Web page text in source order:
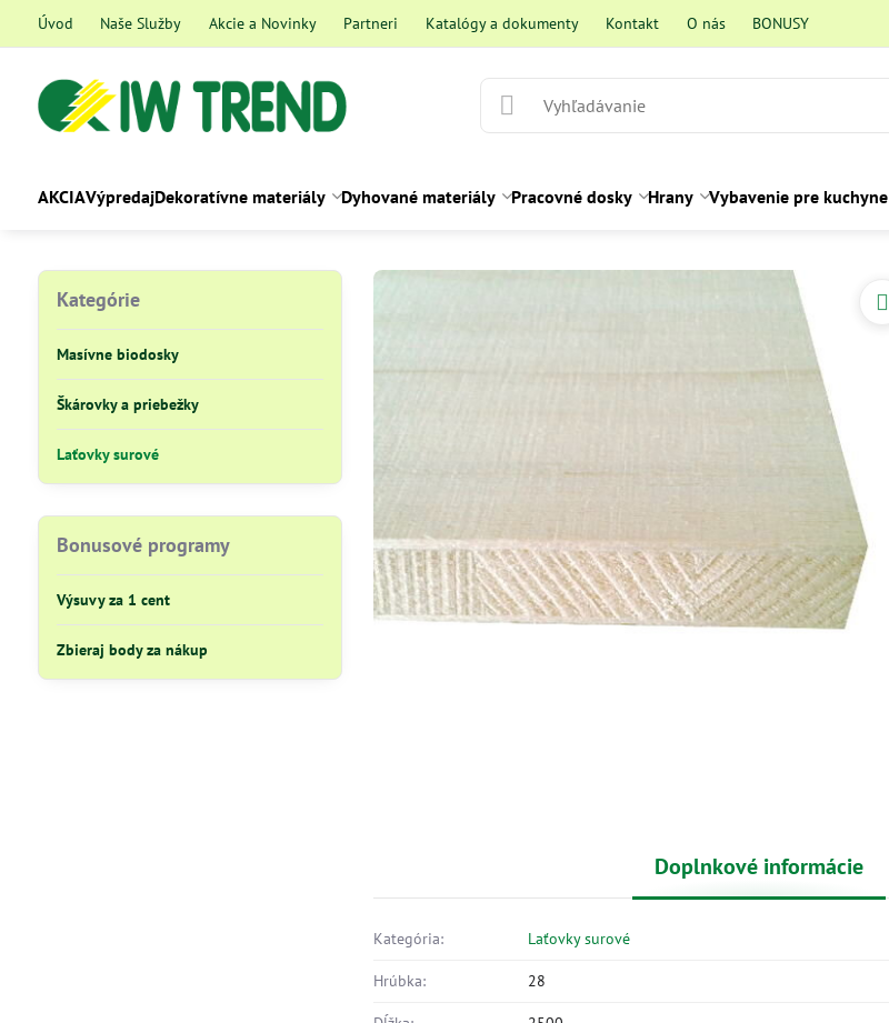
Úvod Naše Služby Akcie a Novinky Partneri Katalógy a dokumenty Kontakt O nás BONUSY
AKCIAVýpredajDekoratívne materiály Dyhované materiály Pracovné dosky Hrany Vybavenie pre kuchyne
Doplnkové informácie
Kategória: Laťovky surové
Hrúbka: 28
Kategórie
Masívne biodosky
Škárovky a priebežky
Laťovky surové
Bonusové programy
Výsuvy za 1 cent
Zbieraj body za nákup